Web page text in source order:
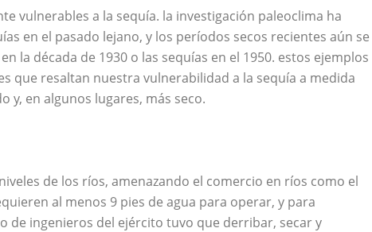
vulnerables a la sequía. la investigación paleoclima ha
en el pasado lejano, y los períodos secos recientes aún se
la década de 1930 o las sequías en el 1950. estos ejemplos
que resaltan nuestra vulnerabilidad a la sequía a medida
y, en algunos lugares, más seco.
de los ríos, amenazando el comercio en ríos como el
al menos 9 pies de agua para operar, y para
de ingenieros del ejército tuvo que derribar, secar y